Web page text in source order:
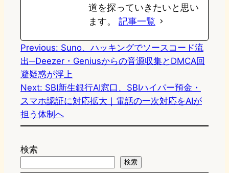
道を探っていきたいと思い
ます。 記事一覧
Previous: Suno、ハッキングでソースコード流
出─Deezer・Geniusからの音源収集とDMCA回
避疑惑が浮上
Next: SBI新生銀行AI窓口、SBIハイパー預金・
スマホ認証に対応拡大｜電話の一次対応をAIが
担う体制へ
検索
検索